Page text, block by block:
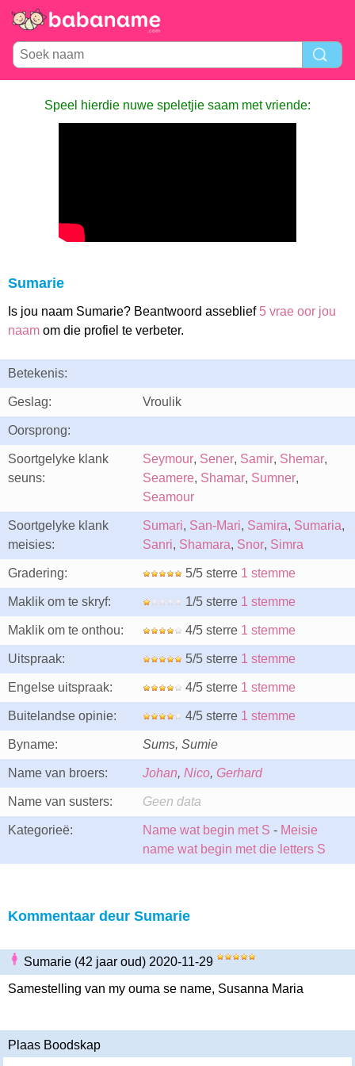
Speel hierdie nuwe speletjie saam met vriende:
Sumarie
Is jou naam Sumarie? Beantwoord asseblief 5 vrae oor jou
naam om die profiel te verbeter.
Betekenis:
Geslag: Vroulik
Oorsprong:
Soortgelyke klank
seuns:
Seymour, Sener, Samir, Shemar,
Seamere, Shamar, Sumner,
Seamour
Soortgelyke klank
meisies:
Sumari, San-Mari, Samira, Sumaria,
Sanri, Shamara, Snor, Simra
Gradering: 5/5 sterre 1 stemme
Maklik om te skryf: 1/5 sterre 1 stemme
Maklik om te onthou: 4/5 sterre 1 stemme
Uitspraak: 5/5 sterre 1 stemme
Engelse uitspraak: 4/5 sterre 1 stemme
Buitelandse opinie: 4/5 sterre 1 stemme
Byname: Sums, Sumie
Name van broers: Johan, Nico, Gerhard
Name van susters: Geen data
Kategorieë: Name wat begin met S - Meisie
name wat begin met die letters S
Kommentaar deur Sumarie
Sumarie (42 jaar oud) 2020-11-29
Samestelling van my ouma se name, Susanna Maria
Plaas Boodskap